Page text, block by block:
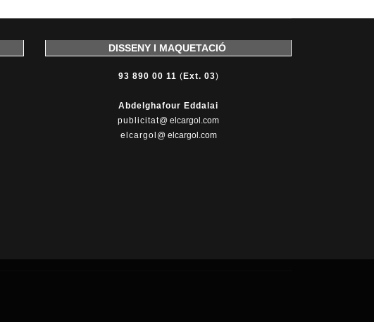
DISSENY I MAQUETACIÓ
93 890 00 11 ( Ext. 03)
Abdelghafour Eddalai
publicitat@ elcargol.com
elcargol @ elcargol.com